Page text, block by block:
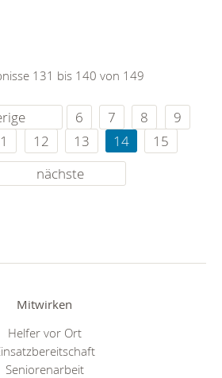
131 bis 140 von 149
6 7 8
9
12 13 14
15
nächste
Mitwirken
Helfer vor Ort
Seniorenarbeit